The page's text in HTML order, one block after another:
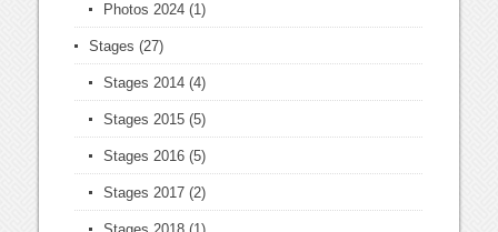
Photos 2024 (1)
Stages (27)
Stages 2014 (4)
Stages 2015 (5)
Stages 2016 (5)
Stages 2017 (2)